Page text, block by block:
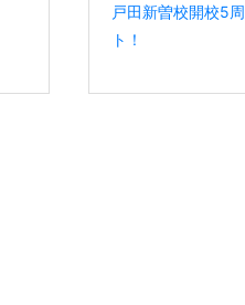
戸田新曽校開校5
ト！